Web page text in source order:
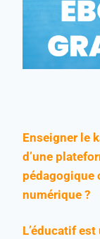
Enseigner le
d’une
pédagogique
numérique ?
L’éducatif est